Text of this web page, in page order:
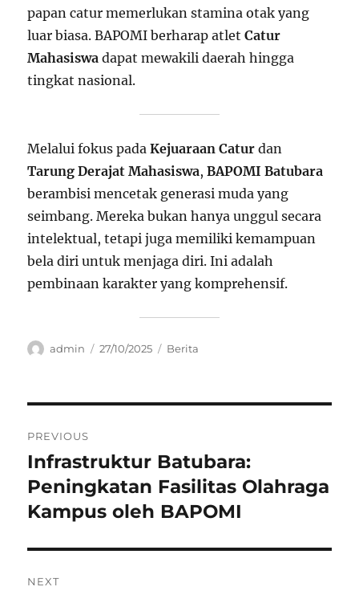
papan catur memerlukan stamina otak yang
luar biasa. BAPOMI berharap atletCatur
Mahasiswa dapat mewakili daerah hingga
tingkat nasional.
Melalui fokus padaKejuaraan Catur dan
Tarung Derajat Mahasiswa,BAPOMI Batubara
berambisi mencetak generasi muda yang
seimbang. Mereka bukan hanya unggul secara
intelektual, tetapi juga memiliki kemampuan
bela diri untuk menjaga diri. Ini adalah
pembinaan karakter yang komprehensif.
Author
admin
Posted
27/10/2025 Categories
Berita
pos
PREVIOUS
Previous
post:
Infrastruktur Batubara:
Peningkatan Fasilitas Olahraga
Kampus oleh BAPOMI
NEXT